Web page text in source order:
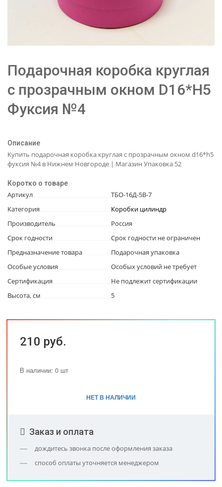
Подарочная коробка круглая
с прозрачным окном D16*H5
Фуксия №4
Описание
Купить подарочная коробка круглая с прозрачным окном d16*h5
фуксия №4 в Нижнем Новгороде | Магазин Упаковка 52
Коротко о товаре
Артикул
ТБО-16Д-5В-7
Категория
Коробки цилиндр
Производитель
Россия
Срок годности
Срок годности не ограничен
Предназначение товара
Подарочная упаковка
Особые условия
Особых условий не требует
Сертификация
Не подлежит сертификации
Высота, см
5
210 руб.
В наличии: 0 шт
НЕТ В НАЛИЧИИ
Заказ и оплата
дождитесь звонка после оформления заказа
способ оплаты уточняется менеджером